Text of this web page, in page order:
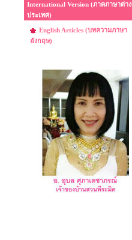
International Version (ภาคภาษาต่าง
ประเทศ)
English Articles (บทความภาษา
อังกฤษ)